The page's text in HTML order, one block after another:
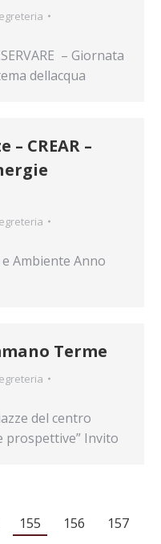
– Giornata
dellacqua
CREAR –
Ambiente Anno
Terme
del centro
prospettive” Invito
155 156
157